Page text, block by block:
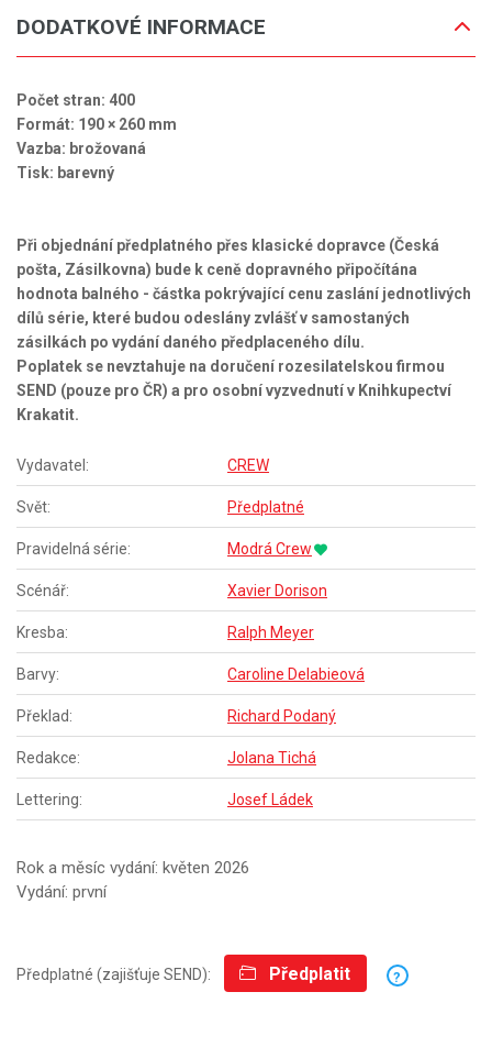
DODATKOVÉ INFORMACE
Počet stran: 400
Formát: 190 × 260 mm
Vazba: brožovaná
Tisk: barevný
Při objednání předplatného přes klasické dopravce (Česká
pošta, Zásilkovna) bude k ceně dopravného připočítána
hodnota balného - částka pokrývající cenu zaslání jednotlivých
dílů série, které budou odeslány zvlášť v samostaných
zásilkách po vydání daného předplaceného dílu.
Poplatek se nevztahuje na doručení rozesilatelskou firmou
SEND (pouze pro ČR) a pro osobní vyzvednutí v Knihkupectví
Krakatit.
Vydavatel: CREW
Svět: Předplatné
Pravidelná série: Modrá Crew
Scénář: Xavier Dorison
Kresba: Ralph Meyer
Barvy: Caroline Delabieová
Překlad: Richard Podaný
Redakce: Jolana Tichá
Lettering: Josef Ládek
Rok a měsíc vydání: květen 2026
Vydání: první
Předplatné (zajišťuje SEND): Předplatit ?